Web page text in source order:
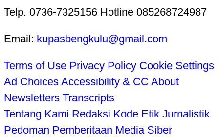
Telp. 0736-7325156 Hotline 085268724987
Email: kupasbengkulu@gmail.com
Terms of Use Privacy Policy Cookie Settings
Ad Choices Accessibility & CC About
Newsletters Transcripts
Tentang Kami Redaksi Kode Etik Jurnalistik
Pedoman Pemberitaan Media Siber